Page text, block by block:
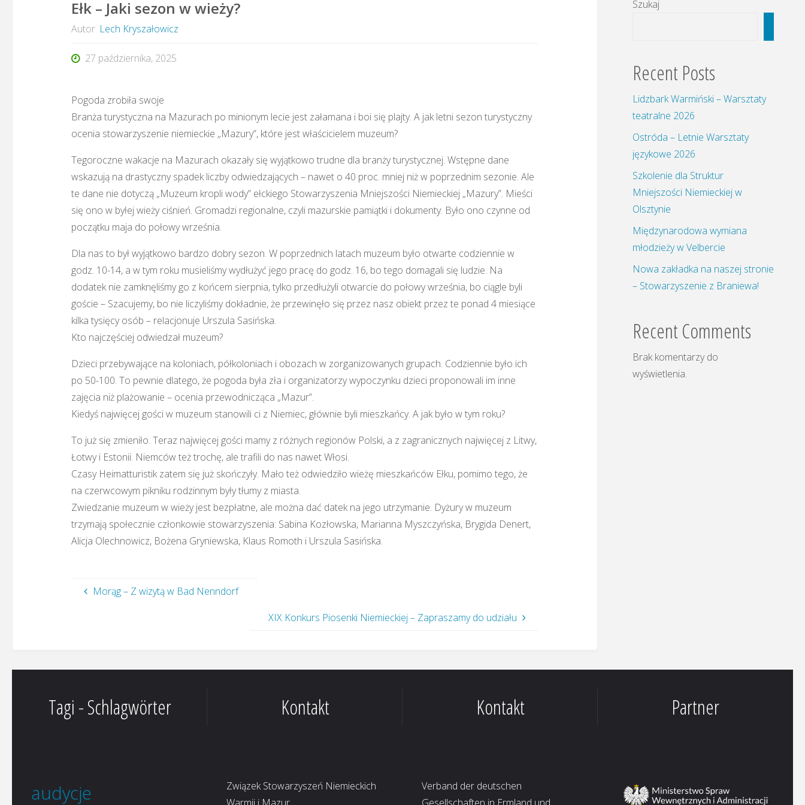
Ełk – Jaki sezon w wieży?
Autor Lech Kryszałowicz
27 października, 2025
Pogoda zrobiła swoje
Branża turystyczna na Mazurach po minionym lecie jest załamana i boi się plajty. A jak letni sezon turystyczny
ocenia stowarzyszenie niemieckie „Mazury”, które jest właścicielem muzeum?
Tegoroczne wakacje na Mazurach okazały się wyjątkowo trudne dla branży turystycznej. Wstępne dane
wskazują na drastyczny spadek liczby odwiedzających – nawet o 40 proc. mniej niż w poprzednim sezonie. Ale
te dane nie dotyczą „Muzeum kropli wody” ełckiego Stowarzyszenia Mniejszości Niemieckiej „Mazury”. Mieści
się ono w byłej wieży ciśnień. Gromadzi regionalne, czyli mazurskie pamiątki i dokumenty. Było ono czynne od
początku maja do połowy września.
Dla nas to był wyjątkowo bardzo dobry sezon. W poprzednich latach muzeum było otwarte codziennie w
godz. 10-14, a w tym roku musieliśmy wydłużyć jego pracę do godz. 16, bo tego domagali się ludzie. Na
dodatek nie zamknęliśmy go z końcem sierpnia, tylko przedłużyli otwarcie do połowy września, bo ciągle byli
goście – Szacujemy, bo nie liczyliśmy dokładnie, że przewinęło się przez nasz obiekt przez te ponad 4 miesiące
kilka tysięcy osób – relacjonuje Urszula Sasińska.
Kto najczęściej odwiedzał muzeum?
Dzieci przebywające na koloniach, półkoloniach i obozach w zorganizowanych grupach. Codziennie było ich
po 50-100. To pewnie dlatego, że pogoda była zła i organizatorzy wypoczynku dzieci proponowali im inne
zajęcia niż plażowanie – ocenia przewodnicząca „Mazur”.
Kiedyś najwięcej gości w muzeum stanowili ci z Niemiec, głównie byli mieszkańcy. A jak było w tym roku?
To już się zmieniło. Teraz najwięcej gości mamy z różnych regionów Polski, a z zagranicznych najwięcej z Litwy,
Łotwy i Estonii. Niemców też trochę, ale trafili do nas nawet Włosi.
Czasy Heimatturistik zatem się już skończyły. Mało też odwiedziło wieżę mieszkańców Ełku, pomimo tego, że
na czerwcowym pikniku rodzinnym były tłumy z miasta.
Zwiedzanie muzeum w wieży jest bezpłatne, ale można dać datek na jego utrzymanie. Dyżury w muzeum
trzymają społecznie członkowie stowarzyszenia: Sabina Kozłowska, Marianna Myszczyńska, Brygida Denert,
Alicja Olechnowicz, Bożena Gryniewska, Klaus Romoth i Urszula Sasińska.
Morąg – Z wizytą w Bad Nenndorf
XIX Konkurs Piosenki Niemieckiej – Zapraszamy do udziału
Szukaj
Recent Posts
Lidzbark Warmiński – Warsztaty
teatralne 2026
Ostróda – Letnie Warsztaty
językowe 2026
Szkolenie dla Struktur
Mniejszości Niemieckiej w
Olsztynie
Międzynarodowa wymiana
młodzieży w Velbercie
Nowa zakładka na naszej stronie
– Stowarzyszenie z Braniewa!
Recent Comments
Brak komentarzy do
wyświetlenia.
Tagi - Schlagwörter Kontakt Kontakt Partner
audycje
Związek Stowarzyszeń Niemieckich
Verband der deutschen